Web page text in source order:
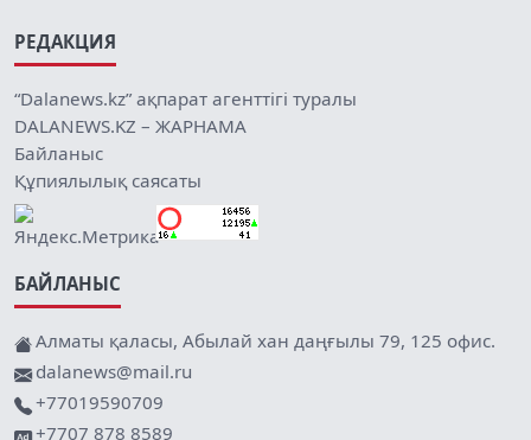
РЕДАКЦИЯ
“Dalanews.kz” ақпарат агенттігі туралы
DALANEWS.KZ – ЖАРНАМА
Байланыс
Құпиялылық саясаты
БАЙЛАНЫС
Алматы қаласы, Абылай хан даңғылы 79, 125 офис.
dalanews@mail.ru
+77019590709
+7707 878 8589